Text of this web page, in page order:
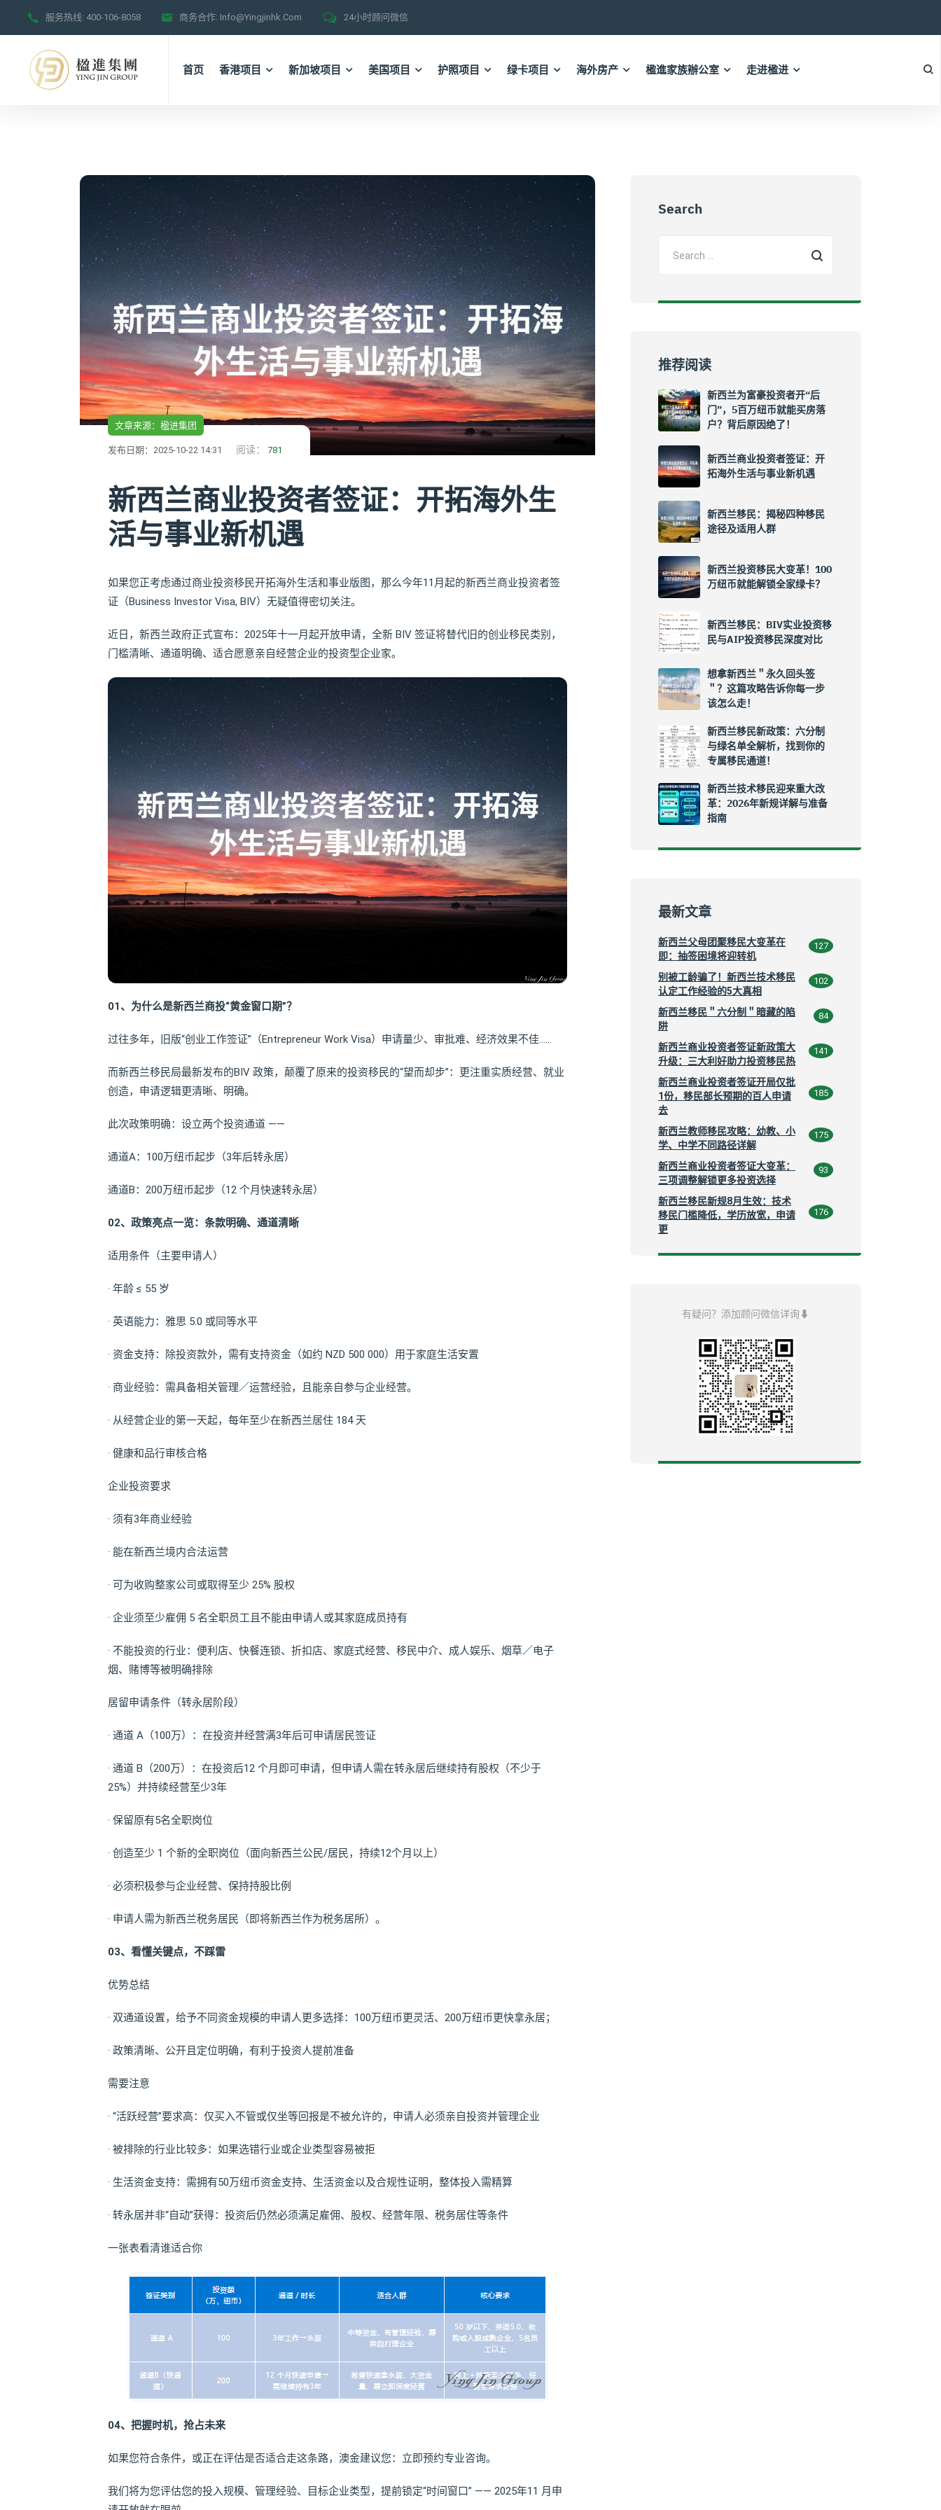
服务热线: 400-106-8058 商务合作: Info@yingjinhk.com 24小时顾问微信
首页 香港项目 新加坡项目 美国项目 护照项目 绿卡项目 海外房产 楹進家族辦公室 走进楹进
文章来源：楹进集团
发布日期：2025-10-22 14:31 阅读： 781
新西兰商业投资者签证：开拓海外生
活与事业新机遇
如果您正考虑通过商业投资移民开拓海外生活和事业版图，那么今年11月起的新西兰商业投资者签
证（Business Investor Visa, BIV）无疑值得密切关注。
近日，新西兰政府正式宣布：2025年十一月起开放申请，全新 BIV 签证将替代旧的创业移民类别，
门槛清晰、通道明确、适合愿意亲自经营企业的投资型企业家。
01、为什么是新西兰商投“黄金窗口期”？
过往多年，旧版“创业工作签证”（Entrepreneur Work Visa）申请量少、审批难、经济效果不佳……
而新西兰移民局最新发布的BIV 政策，颠覆了原来的投资移民的“望而却步”：更注重实质经营、就业
创造，申请逻辑更清晰、明确。
此次政策明确：设立两个投资通道 ——
通道A：100万纽币起步（3年后转永居）
通道B：200万纽币起步（12 个月快速转永居）
02、政策亮点一览：条款明确、通道清晰
适用条件（主要申请人）
· 年龄 ≤ 55 岁
· 英语能力：雅思 5.0 或同等水平
· 资金支持：除投资款外，需有支持资金（如约 NZD 500 000）用于家庭生活安置
· 商业经验：需具备相关管理／运营经验，且能亲自参与企业经营。
· 从经营企业的第一天起，每年至少在新西兰居住 184 天
· 健康和品行审核合格
企业投资要求
· 须有3年商业经验
· 能在新西兰境内合法运营
· 可为收购整家公司或取得至少 25% 股权
· 企业须至少雇佣 5 名全职员工且不能由申请人或其家庭成员持有
· 不能投资的行业：便利店、快餐连锁、折扣店、家庭式经营、移民中介、成人娱乐、烟草／电子
烟、赌博等被明确排除
居留申请条件（转永居阶段）
· 通道 A（100万）：在投资并经营满3年后可申请居民签证
· 通道 B（200万）：在投资后12 个月即可申请，但申请人需在转永居后继续持有股权（不少于
25%）并持续经营至少3年
· 保留原有5名全职岗位
· 创造至少 1 个新的全职岗位（面向新西兰公民/居民，持续12个月以上）
· 必须积极参与企业经营、保持持股比例
· 申请人需为新西兰税务居民（即将新西兰作为税务居所）。
03、 看懂关键点，不踩雷
优势总结
· 双通道设置，给予不同资金规模的申请人更多选择：100万纽币更灵活、200万纽币更快拿永居；
· 政策清晰、公开且定位明确，有利于投资人提前准备
需要注意
· “活跃经营”要求高：仅买入不管或仅坐等回报是不被允许的，申请人必须亲自投资并管理企业
· 被排除的行业比较多：如果选错行业或企业类型容易被拒
· 生活资金支持：需拥有50万纽币资金支持、生活资金以及合规性证明，整体投入需精算
· 转永居并非“自动”获得：投资后仍然必须满足雇佣、股权、经营年限、税务居住等条件
一张表看清谁适合你
04、把握时机，抢占未来
如果您符合条件，或正在评估是否适合走这条路，澳金建议您：立即预约专业咨询。
我们将为您评估您的投入规模、管理经验、目标企业类型，提前锁定“时间窗口” —— 2025年11 月申
Search
推荐阅读
新西兰为富豪投资者开“后
门”，5百万纽币就能买房落
户？背后原因绝了！
新西兰商业投资者签证：开
拓海外生活与事业新机遇
新西兰移民：揭秘四种移民
途径及适用人群
新西兰投资移民大变革！100
万纽币就能解锁全家绿卡？
新西兰移民：BIV实业投资移
民与AIP投资移民深度对比
想拿新西兰＂永久回头签
＂？这篇攻略告诉你每一步
该怎么走！
新西兰移民新政策：六分制
与绿名单全解析，找到你的
专属移民通道！
新西兰技术移民迎来重大改
革：2026年新规详解与准备
指南
最新文章
新西兰父母团聚移民大变革在
即：抽签困境将迎转机
127
别被工龄骗了！新西兰技术移民
认定工作经验的5大真相
102
新西兰移民＂六分制＂暗藏的陷
阱
84
新西兰商业投资者签证新政策大
升级：三大利好助力投资移民热
141
新西兰商业投资者签证开局仅批
1份，移民部长预期的百人申请
去
185
新西兰教师移民攻略：幼教、小
学、中学不同路径详解
175
新西兰商业投资者签证大变革：
三项调整解锁更多投资选择
93
新西兰移民新规8月生效：技术
移民门槛降低，学历放宽，申请
更
176
有疑问？添加顾问微信详询⬇